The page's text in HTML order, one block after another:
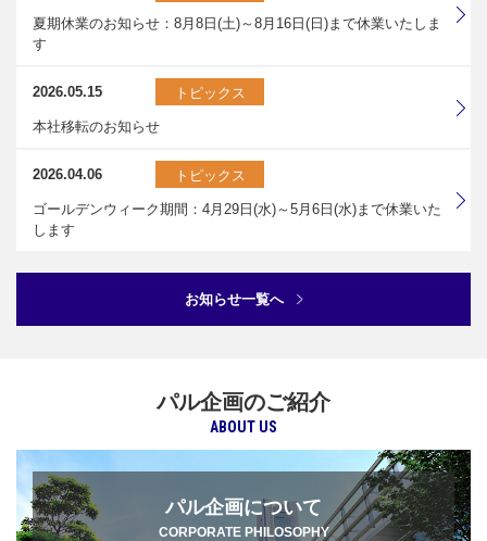
夏期休業のお知らせ：8月8日(土)～8月16日(日)まで休業いたしま
す
2026.05.15 トピックス
本社移転のお知らせ
2026.04.06 トピックス
ゴールデンウィーク期間：4月29日(水)～5月6日(水)まで休業いた
します
お知らせ一覧へ
パル企画のご紹介
ABOUT US
パル企画について
CORPORATE PHILOSOPHY